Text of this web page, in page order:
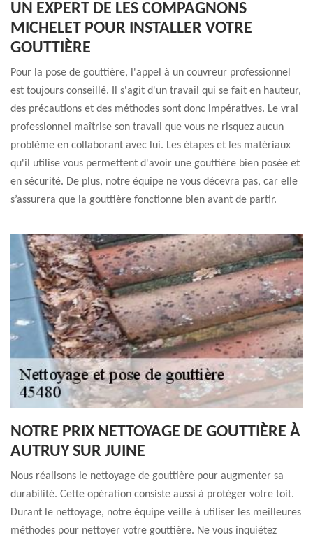
UN EXPERT DE LES COMPAGNONS
MICHELET POUR INSTALLER VOTRE
GOUTTIÈRE
Pour la pose de gouttière, l'appel à un couvreur professionnel
est toujours conseillé. Il s'agit d'un travail qui se fait en hauteur,
des précautions et des méthodes sont donc impératives. Le vrai
professionnel maîtrise son travail que vous ne risquez aucun
problème en collaborant avec lui. Les étapes et les matériaux
qu'il utilise vous permettent d'avoir une gouttière bien posée et
en sécurité. De plus, notre équipe ne vous décevra pas, car elle
s’assurera que la gouttière fonctionne bien avant de partir.
NOTRE PRIX NETTOYAGE DE GOUTTIÈRE À
AUTRUY SUR JUINE
Nous réalisons le nettoyage de gouttière pour augmenter sa
durabilité. Cette opération consiste aussi à protéger votre toit.
Durant le nettoyage, notre équipe veille à utiliser les meilleures
méthodes pour nettoyer votre gouttière. Ne vous inquiétez